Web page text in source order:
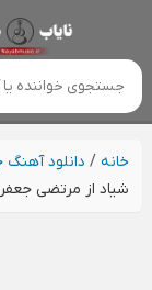
خانه/ دانلود آهنگ
ﺷﻴﺎد از مرتضی